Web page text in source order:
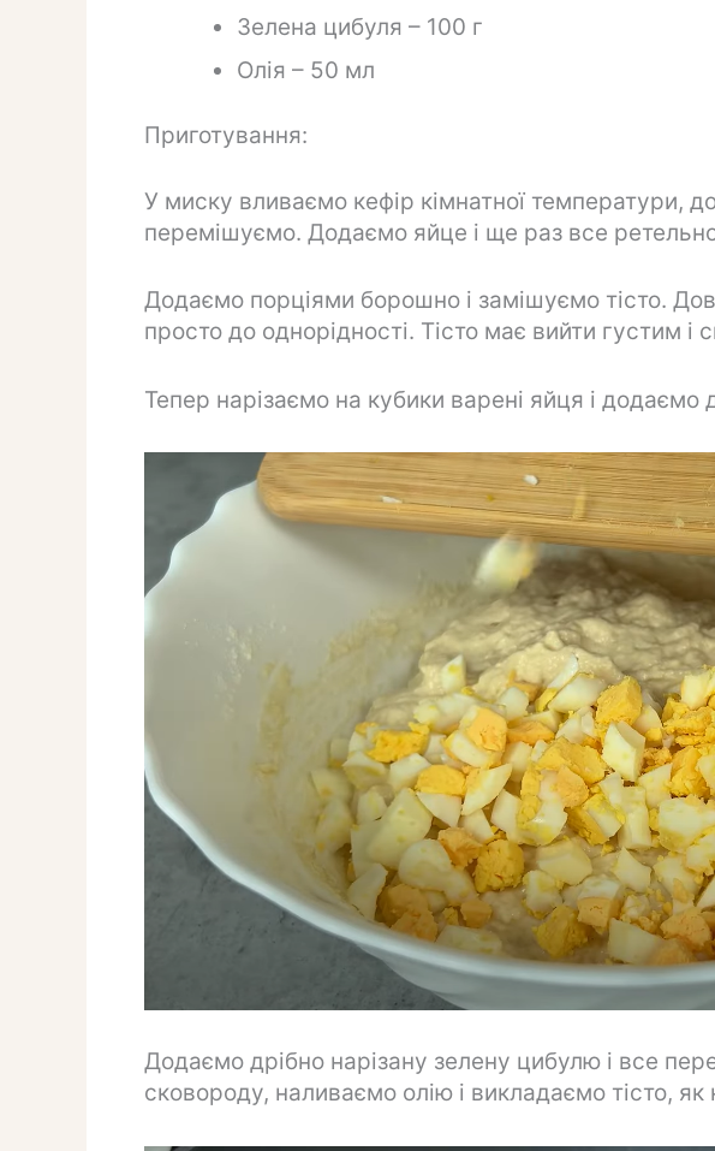
Зелена цибуля – 100 г
Олія – ​​50 мл
Приготування:
У миску вливаємо кефір кімнатної температури,
перемішуємо. Додаємо яйце і ще раз все
Додаємо порціями борошно і замішуємо тісто.
просто до однорідності. Тісто має вийти густим і
Тепер нарізаємо на кубики варені яйця і додаємо
Додаємо дрібно нарізану зелену цибулю і все
сковороду, наливаємо олію і викладаємо тісто, як